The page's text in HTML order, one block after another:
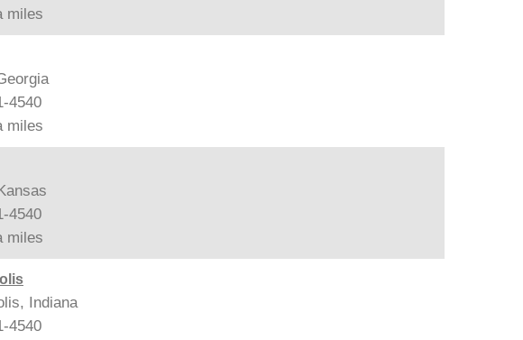
miles
4540
miles
4540
miles
Indiana
4540